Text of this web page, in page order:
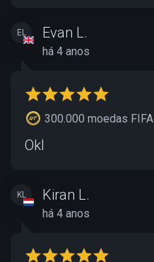
EL Evan L.
há 4 anos
300.000 moedas FIFA
Okl
KL Kiran L.
há 4 anos